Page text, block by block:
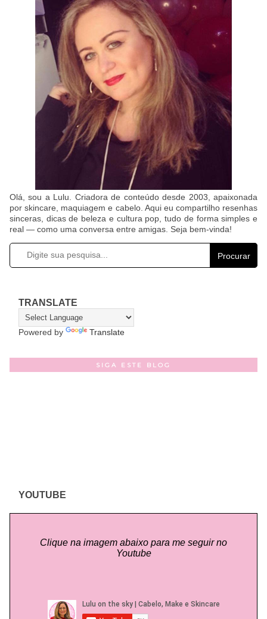
Olá, sou a Lulu. Criadora de conteúdo desde 2003, apaixonada
por skincare, maquiagem e cabelo. Aqui eu compartilho resenhas
sinceras, dicas de beleza e cultura pop, tudo de forma simples e
real — como uma conversa entre amigas. Seja bem-vinda!
Procurar
TRANSLATE
Powered by Translate
SIGA ESTE BLOG
YOUTUBE
Clique na imagem abaixo para me seguir no
Youtube